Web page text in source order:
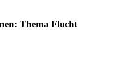
Thema Flucht